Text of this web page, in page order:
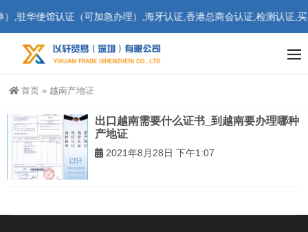
,驻华使馆认证（可加急办理）,海牙认证,香港总商会认证,检测认证,
首页 » 越南产地证
出口越南需要什么证书_到越南要办理哪种
产地证
2021年8月28日 下午1:07